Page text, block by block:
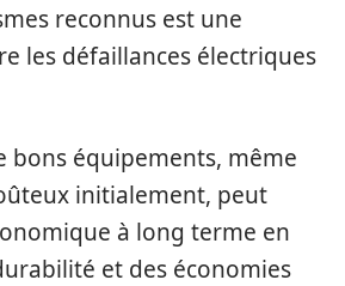
reconnus est une
les défaillances électriques
bons équipements, même
initialement, peut
à long terme en
et des économies